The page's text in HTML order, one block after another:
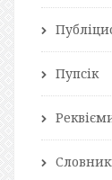
Пупсік